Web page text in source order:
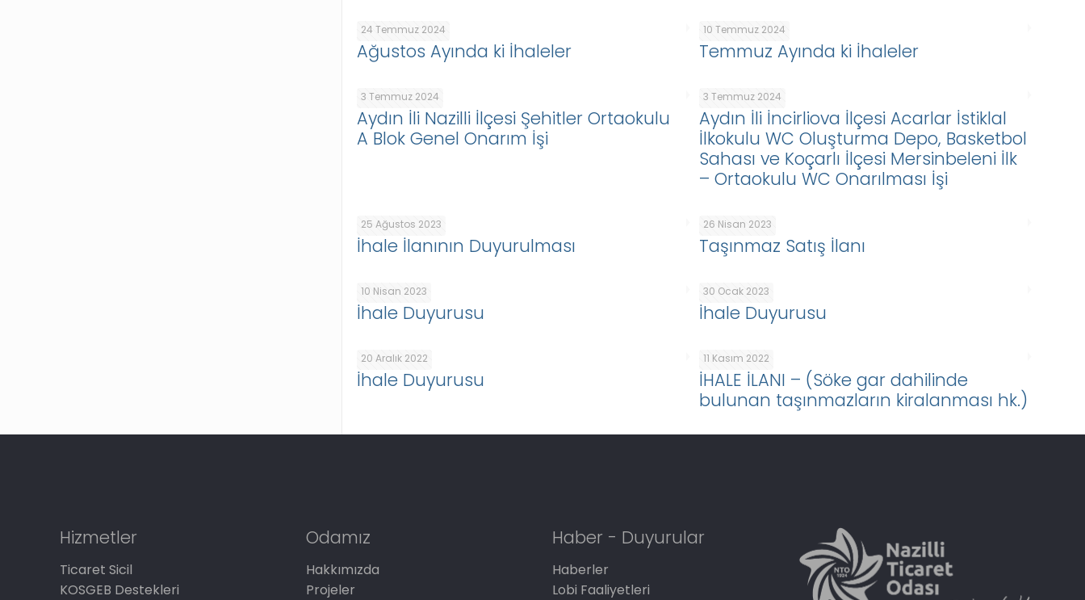
24 Temmuz 2024
Ağustos Ayında ki İhaleler
10 Temmuz 2024
Temmuz Ayında ki İhaleler
3 Temmuz 2024
Aydın İli Nazilli İlçesi Şehitler Ortaokulu
A Blok Genel Onarım İşi
3 Temmuz 2024
Aydın İli İncirliova İlçesi Acarlar İstiklal
İlkokulu WC Oluşturma Depo, Basketbol
Sahası ve Koçarlı İlçesi Mersinbeleni İlk
– Ortaokulu WC Onarılması İşi
25 Ağustos 2023
İhale İlanının Duyurulması
26 Nisan 2023
Taşınmaz Satış İlanı
10 Nisan 2023
İhale Duyurusu
30 Ocak 2023
İhale Duyurusu
20 Aralık 2022
İhale Duyurusu
11 Kasım 2022
İHALE İLANI – (Söke gar dahilinde
bulunan taşınmazların kiralanması hk.)
Hizmetler
Ticaret Sicil
KOSGEB Destekleri
Odamız
Hakkımızda
Projeler
Haber - Duyurular
Haberler
Lobi Faaliyetleri